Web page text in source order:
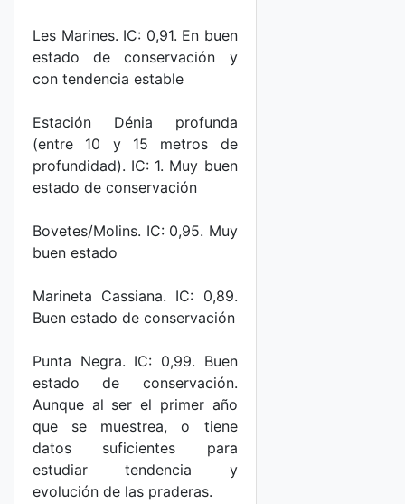
Les Marines. IC: 0,91. En buen
estado de conservación y
con tendencia estable
Estación Dénia profunda
(entre 10 y 15 metros de
profundidad). IC: 1. Muy buen
estado de conservación
Bovetes/Molins. IC: 0,95. Muy
buen estado
Marineta Cassiana. IC: 0,89.
Buen estado de conservación
Punta Negra. IC: 0,99. Buen
estado de conservación.
Aunque al ser el primer año
que se muestrea, o tiene
datos suficientes para
estudiar tendencia y
evolución de las praderas.